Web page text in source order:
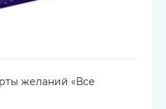
желаний «Все